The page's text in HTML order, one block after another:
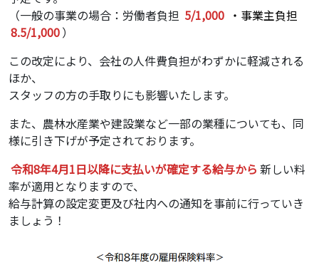
（一般の事業の場合：労働者負担 5/1,000 ・事業主負担
8.5/1,000）
この改定により、会社の人件費負担がわずかに軽減される
ほか、
スタッフの方の手取りにも影響いたします。
また、農林水産業や建設業など一部の業種についても、同
様に引き下げが予定されております。
令和8年4月1日以降に支払いが確定する給与から 新しい料
率が適用となりますので、
給与計算の設定変更及び社内への通知を事前に行っていき
ましょう！